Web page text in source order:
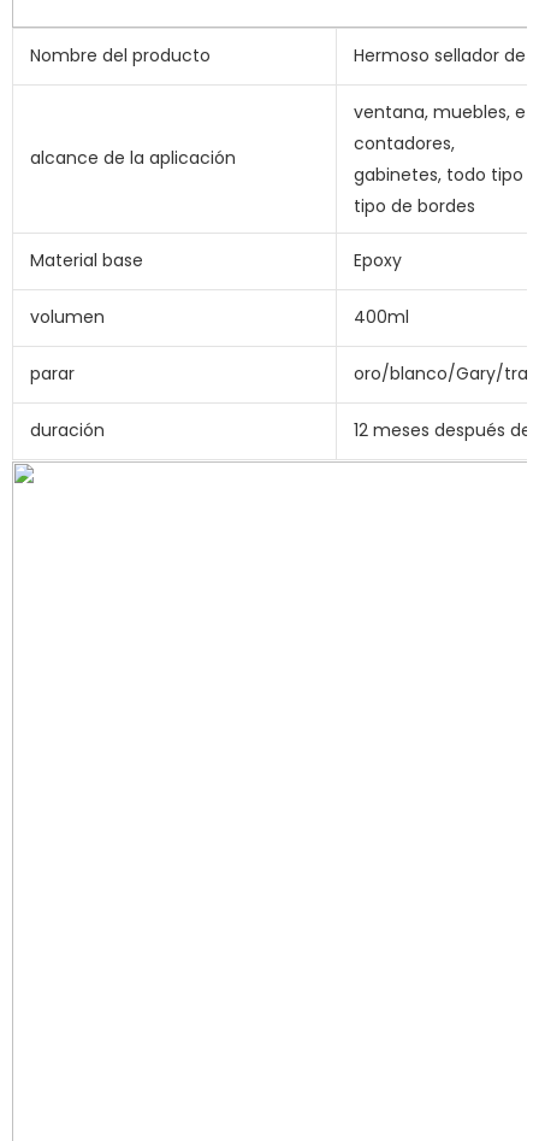
Nombre del producto Hermoso sellador de
alcance de la aplicación
ventana, muebles,
contadores,
gabinetes, todo tipo
tipo de bordes
Material base Epoxy
volumen 400ml
parar oro/blanco/Gary/
duración 12 meses después